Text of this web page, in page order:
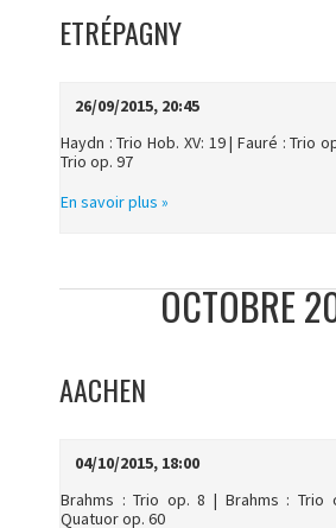
ETRÉPAGNY
26/09/2015, 20:45
Haydn : Trio Hob. XV: 19 | Fauré : Trio
Trio op. 97
En savoir plus »
OCTOBRE
AACHEN
04/10/2015, 18:00
Brahms : Trio op. 8 | Brahms : Trio
Quatuor op. 60